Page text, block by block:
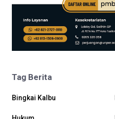
Tag Berita
Bingkai Kalbu